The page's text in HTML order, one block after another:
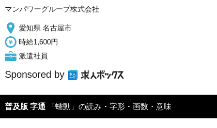
マンパワーグループ株式会社
愛知県 名古屋市
時給1,600円
派遣社員
Sponsored by
普及版 字通 「蠕動」の読み・字形・画数・意味